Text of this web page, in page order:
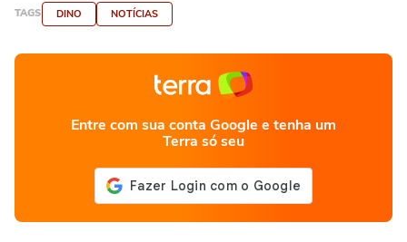
TAGS DINO NOTÍCIAS
Entre com sua conta Google e tenha um
Terra só seu